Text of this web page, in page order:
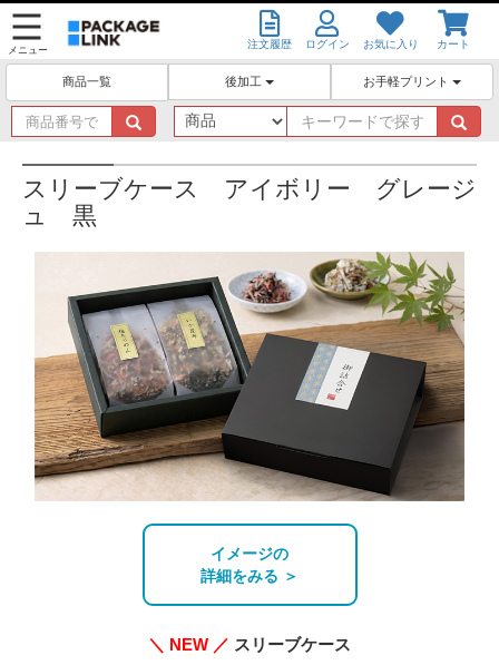
メニュー 注文履歴 ログイン お気に入り カート
商品一覧 後加工 お手軽プリント
商
品
番
号
で
探
す
キ
ー
ワ
探
す
スリーブケース アイボリー グレージ
ュ 黒
イメージの
詳細をみる ＞
＼ NEW ／ スリーブケース